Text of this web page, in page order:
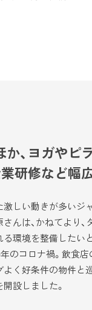
、ヨガやピ
研修など幅
しい動きが多いジ
んは、かねてより、
環境を整備したい
年のコロナ禍。飲食
く好条件の物件と
設しました。